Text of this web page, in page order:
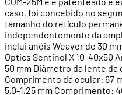
caso, foi concebido no
tamanho do retículo
independentemente da
inclui anéis Weaver de 30
Optics Sentinel X 10-40x50
50 mm Diâmetro da lente
Comprimento da ocular: 67
5,0-1,25 mm Comprimento: